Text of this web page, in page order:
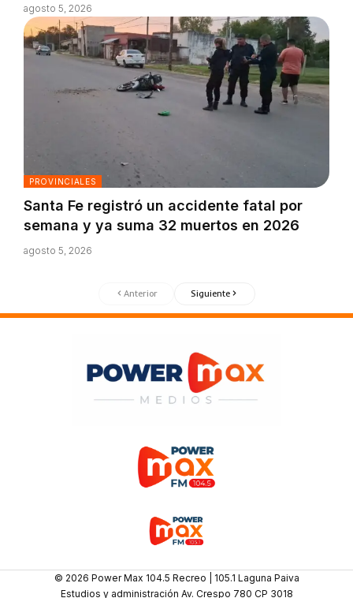
agosto 5, 2026
PROVINCIALES
Santa Fe registró un accidente fatal por
semana y ya suma 32 muertos en 2026
agosto 5, 2026
Anterior Siguiente
© 2026 Power Max 104.5 Recreo | 105.1 Laguna Paiva
Estudios y administración Av. Crespo 780 CP 3018